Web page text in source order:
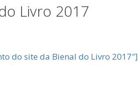
Livro 2017
do site da Bienal do Livro 2017″]